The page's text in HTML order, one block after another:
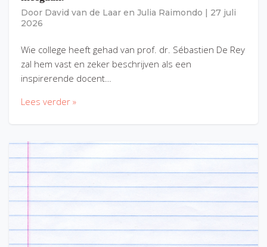
Door David van de Laar en Julia Raimondo
27 juli
2026
Wie college heeft gehad van prof. dr. Sébastien De Rey
zal hem vast en zeker beschrijven als een
inspirerende docent…
Lees verder »